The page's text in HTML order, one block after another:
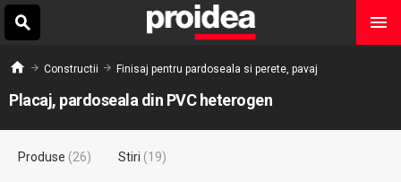
Constructii Finisaj pentru pardoseala si perete, pavaj
Placaj, pardoseala din PVC heterogen
Produse (26) Stiri (19)